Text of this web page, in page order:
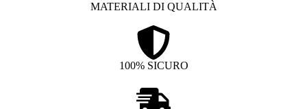
MATERIALI DI QUALITÀ
100% SICURO